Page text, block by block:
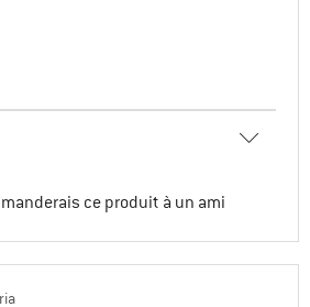
ce produit à un ami